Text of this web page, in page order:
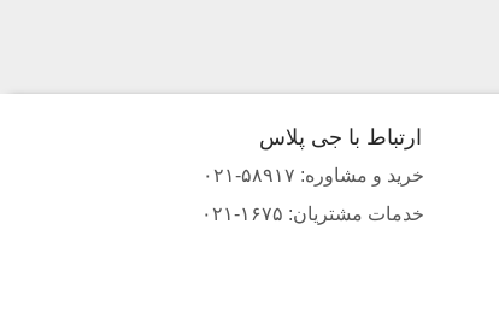
ارتباط با جی پلاس
خرید و مشاوره: ۵۸۹۱۷-۰۲۱
خدمات مشتریان: ۱۶۷۵-۰۲۱